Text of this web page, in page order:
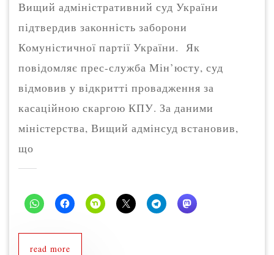
Вищий адміністративний суд України
підтвердив законність заборони
Комуністичної партії України. Як
повідомляє прес-служба Мін’юсту, суд
відмовив у відкритті провадження за
касаційною скаргою КПУ. За даними
міністерства, Вищий адмінсуд встановив,
що
read more